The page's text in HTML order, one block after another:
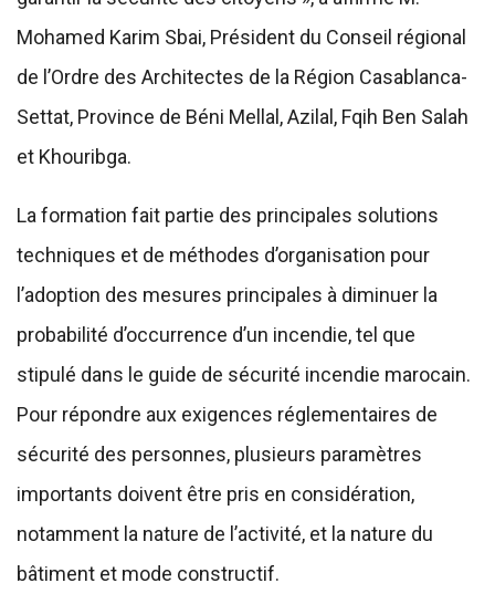
Mohamed Karim Sbai, Président du Conseil régional
de l’Ordre des Architectes de la Région Casablanca-
Settat, Province de Béni Mellal, Azilal, Fqih Ben Salah
et Khouribga.
La formation fait partie des principales solutions
techniques et de méthodes d’organisation pour
l’adoption des mesures principales à diminuer la
probabilité d’occurrence d’un incendie, tel que
stipulé dans le guide de sécurité incendie marocain.
Pour répondre aux exigences réglementaires de
sécurité des personnes, plusieurs paramètres
importants doivent être pris en considération,
notamment la nature de l’activité, et la nature du
bâtiment et mode constructif.